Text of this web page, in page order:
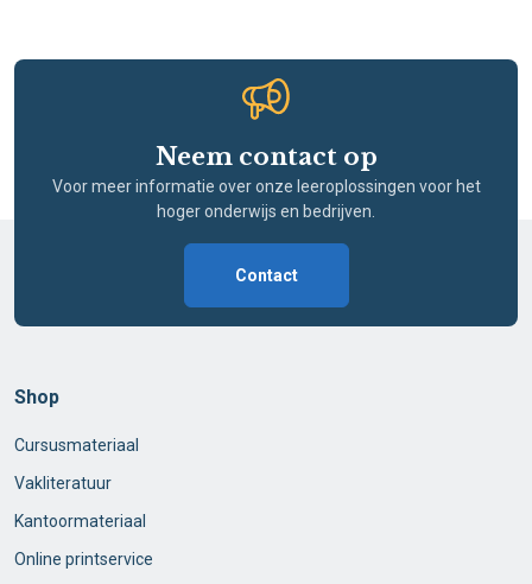
Neem contact op
Voor meer informatie over onze leeroplossingen voor het
hoger onderwijs en bedrijven.
Contact
Shop
Cursusmateriaal
Vakliteratuur
Kantoormateriaal
Online printservice